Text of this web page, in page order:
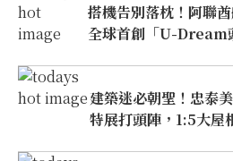
搭機告別落枕！阿聯
全球首創「U-Dream
建築迷必朝聖！忠泰
特展打頭陣，1:5大屋